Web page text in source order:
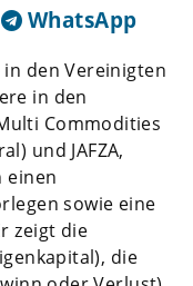
WhatsApp
den Vereinigten
in den
Commodities
und JAFZA,
einen
sowie eine
zeigt die
die